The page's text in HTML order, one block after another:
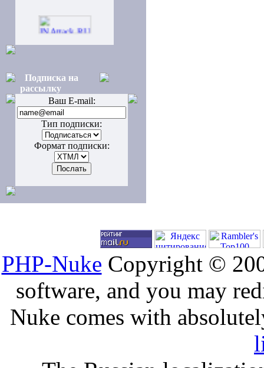
Подписка на
рассылку
Ваш E-mail:
Тип подписки:
Формат подписки:
PHP-Nuke Copyright ©
software, and you may
Nuke comes with